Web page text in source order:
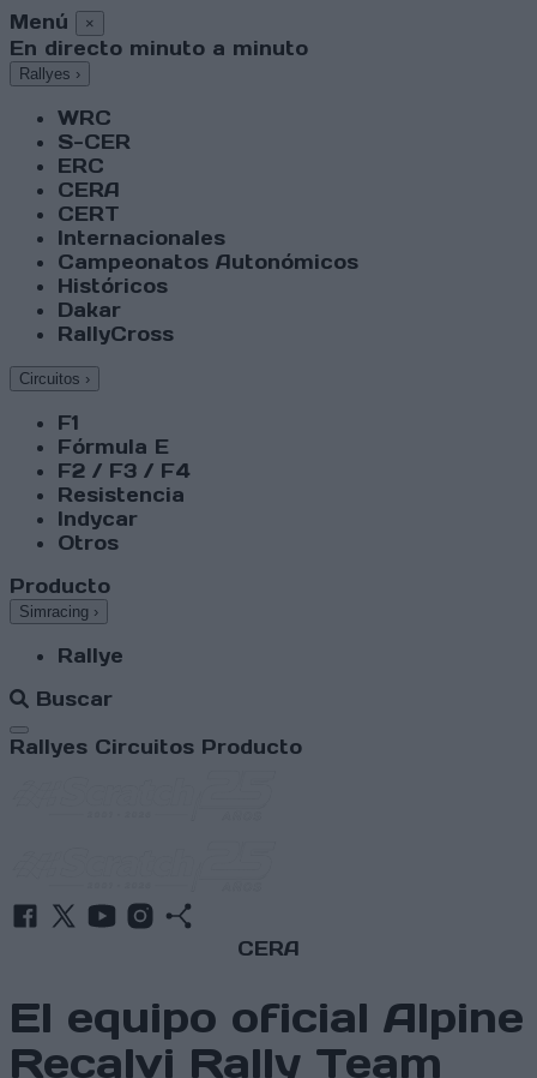
Menú ×
En directo minuto a minuto
Rallyes ›
WRC
S-CER
ERC
CERA
CERT
Internacionales
Campeonatos Autonómicos
Históricos
Dakar
RallyCross
Circuitos ›
F1
Fórmula E
F2 / F3 / F4
Resistencia
Indycar
Otros
Producto
Simracing ›
Rallye
Buscar
Abrir menú
Rallyes Circuitos Producto
CERA
El equipo oficial Alpine
Recalvi Rally Team